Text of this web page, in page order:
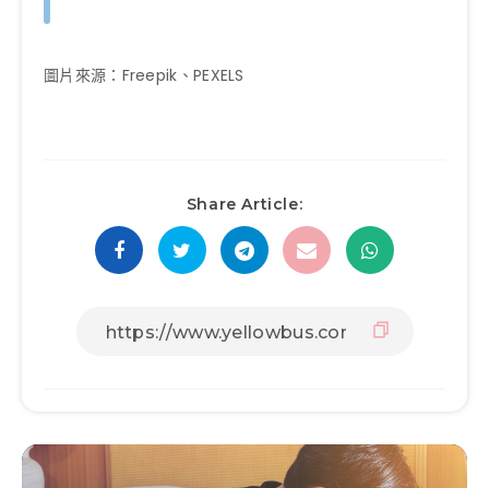
圖片來源：Freepik、PEXELS
Share Article: